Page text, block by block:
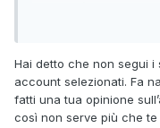
personaggio, e per
ci è voluto un
confrontarlo con altri
Hai detto che non segui i
account selezionati. Fa
fatti una tua opinione
così non serve più che te